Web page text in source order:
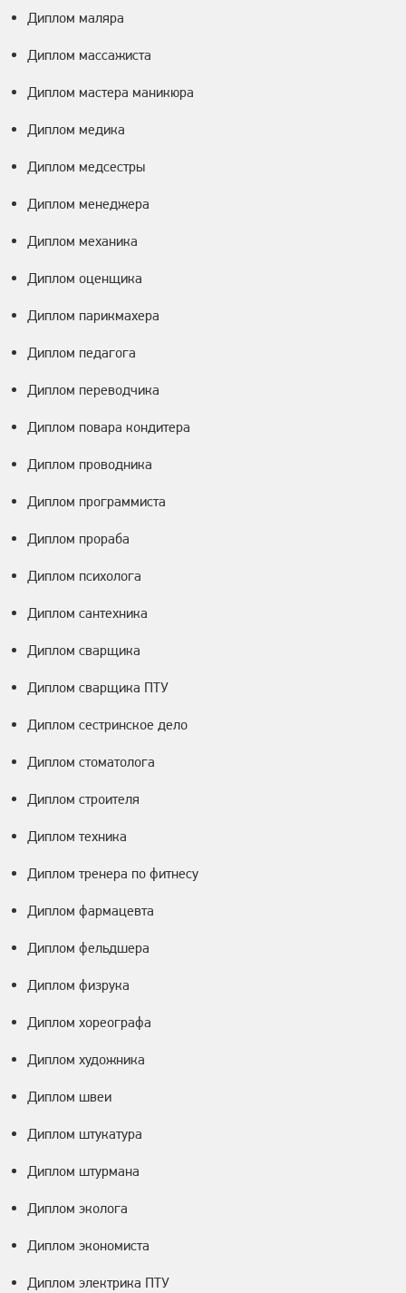
Диплом маляра
Диплом массажиста
Диплом мастера маникюра
Диплом медика
Диплом медсестры
Диплом менеджера
Диплом механика
Диплом оценщика
Диплом парикмахера
Диплом педагога
Диплом переводчика
Диплом повара кондитера
Диплом проводника
Диплом программиста
Диплом прораба
Диплом психолога
Диплом сантехника
Диплом сварщика
Диплом сварщика ПТУ
Диплом сестринское дело
Диплом стоматолога
Диплом строителя
Диплом техника
Диплом тренера по фитнесу
Диплом фармацевта
Диплом фельдшера
Диплом физрука
Диплом хореографа
Диплом художника
Диплом швеи
Диплом штукатура
Диплом штурмана
Диплом эколога
Диплом экономиста
Диплом электрика ПТУ